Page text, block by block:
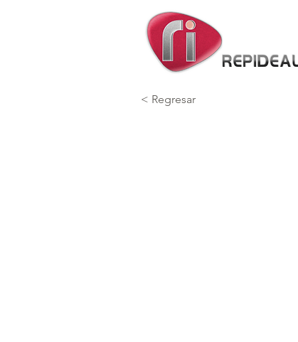
< Regresar